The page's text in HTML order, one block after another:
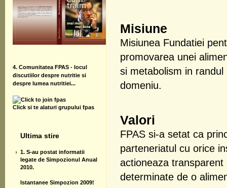
Misiune
Misiunea Fundatiei
promovarea unei
si metabolism in
domeniu.
Valori
FPAS si-a setat ca
parteneriatul cu orice
actioneaza
determinate de o
4. Comunitatea FPAS - locul
discutiilor despre nutritie si
despre lumea nutritiei...
Click si te alaturi grupului fpas
Ultima stire
1. S-au postat informatii
legate de Simpozionul Anual
2010.
Istantanee Simpozion 2009!